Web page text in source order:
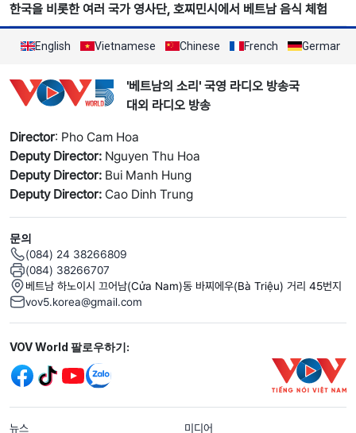
한국을 비롯한 여러 국가 영사단, 호찌민시에서 베트남 음식 체험
English Vietnamese Chinese French German
'베트남의 소리' 국영 라디오 방송국
대외 라디오 방송
Director: Pho Cam Hoa
Deputy Director: Nguyen Thu Hoa
Deputy Director: Bui Manh Hung
Deputy Director: Cao Dinh Trung
문의
(084) 24 38266809
(084) 38266707
베트남 하노이시 끄어남(Cửa Nam)동 바찌에우(Bà Triệu) 거리 45번지
vov5.korea@gmail.com
Mạng xã hội
VOV World 팔로우하기:
menu footer tiếng Hàn
뉴스 미디어